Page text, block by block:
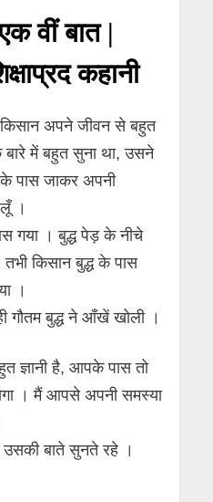
वीं बात |
कहानी
अपने जीवन से बहुत
में बहुत सुना था, उसने
के पास जाकर अपनी
।
गया । बुद्ध पेड़ के नीचे
किसान बुद्ध के पास
।
गौतम बुद्ध ने आँखें खोली ।
ज्ञानी है, आपके पास तो
। मैं आपसे अपनी समस्या
उसकी बाते सुनते रहे ।